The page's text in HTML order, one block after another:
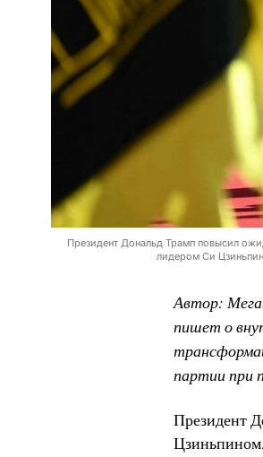
Президент Дональд Трамп повысил
лидером Си
Автор:
пишет о
партии при
Президент
Цзиньпином,